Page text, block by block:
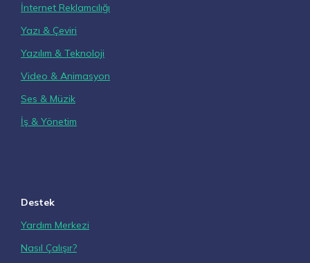
İnternet Reklamcılığı
Yazı & Çeviri
Yazılım & Teknoloji
Video & Animasyon
Ses & Müzik
İş & Yönetim
Destek
Yardım Merkezi
Nasıl Çalışır?